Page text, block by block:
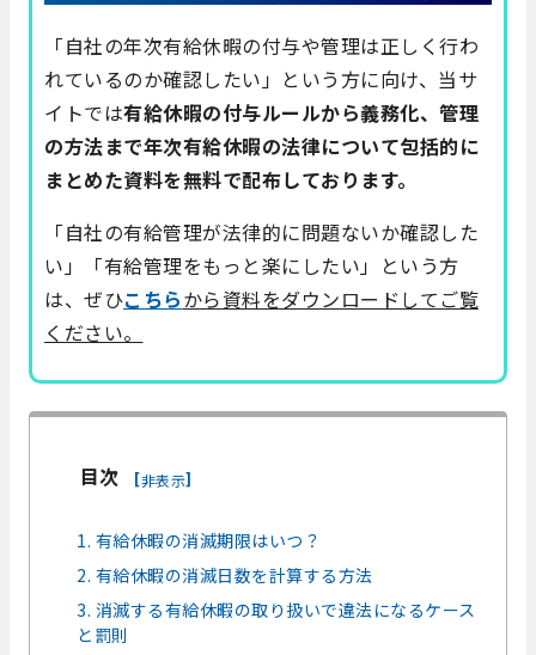
「自社の年次有給休暇の付与や管理は正しく行わ
れているのか確認したい」という方に向け、当サ
イトでは有給休暇の付与ルールから義務化、管理
の方法まで年次有給休暇の法律について包括的に
まとめた資料を無料で配布しております。
「自社の有給管理が法律的に問題ないか確認した
い」「有給管理をもっと楽にしたい」という方
は、ぜひこちらから資料をダウンロードしてご覧
ください。
目次 [非表示]
1. 有給休暇の消滅期限はいつ？
2. 有給休暇の消滅日数を計算する方法
3. 消滅する有給休暇の取り扱いで違法になるケース
と罰則